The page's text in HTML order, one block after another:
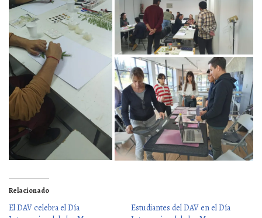
Relacionado
El DAV celebra el Día
Estudiantes del DAV en el Día